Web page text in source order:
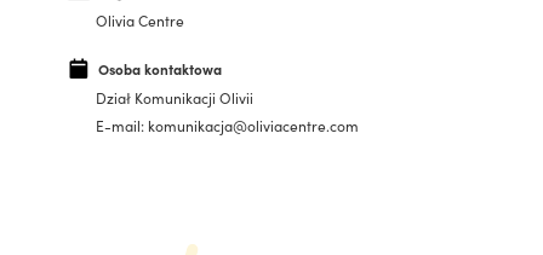
Olivia Centre
Osoba kontaktowa
Dział Komunikacji Olivii
E-mail: komunikacja@oliviacentre.com